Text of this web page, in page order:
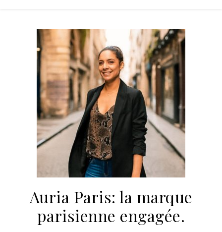
Auria Paris: la marque
parisienne engagée.